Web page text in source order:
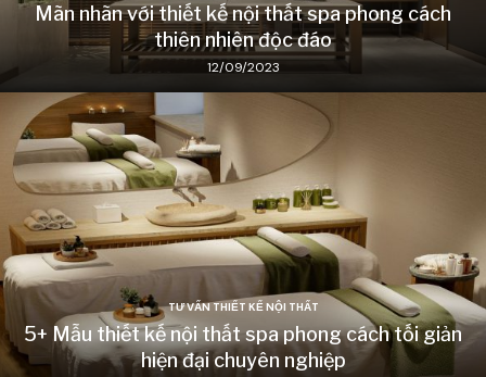
Mãn nhãn với thiết kế nội thất spa phong cách
thiên nhiên độc đáo
12/09/2023
TƯ VẤN THIẾT KẾ NỘI THẤT
5+ Mẫu thiết kế nội thất spa phong cách tối giản
hiện đại chuyên nghiệp